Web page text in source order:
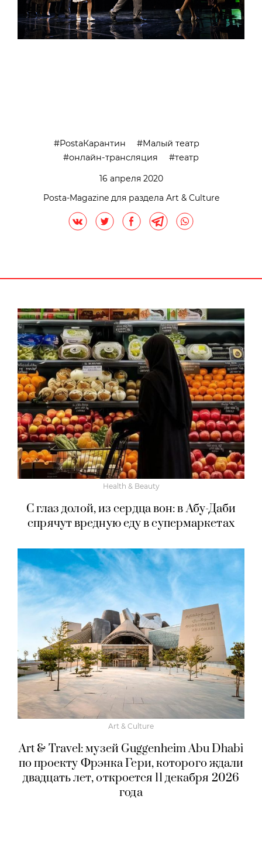
PostaКарантин
Малый театр
онлайн-трансляция
театр
16 апреля 2020
Posta-Magazine для раздела Art & Culture
Health & Beauty
С глаз долой, из сердца вон: в Абу-Даби
спрячут вредную еду в супермаркетах
Art & Culture
Art & Travel: музей Guggenheim Abu Dhabi
по проекту Фрэнка Гери, которого ждали
двадцать лет, откроется 11 декабря 2026
года